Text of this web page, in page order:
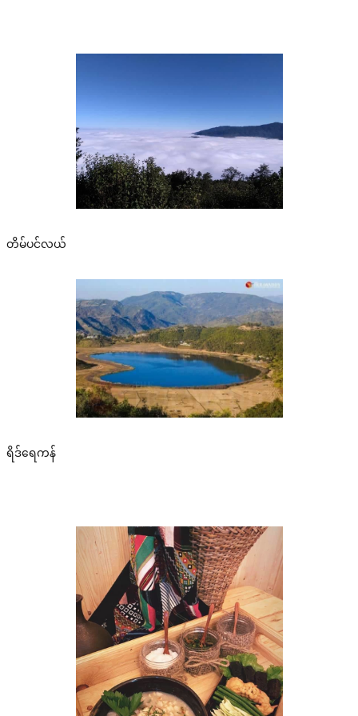
တိမ်ပင်လယ်
ရိဒ်‌ရေကန်